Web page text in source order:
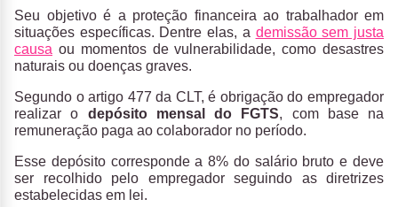
Seu objetivo é a proteção financeira ao trabalhador em
situações específicas. Dentre elas, a demissão sem justa
causa ou momentos de vulnerabilidade, como desastres
naturais ou doenças graves.
Segundo o artigo 477 da CLT, é obrigação do empregador
realizar o depósito mensal do FGTS, com base na
remuneração paga ao colaborador no período.
Esse depósito corresponde a 8% do salário bruto e deve
ser recolhido pelo empregador seguindo as diretrizes
estabelecidas em lei.